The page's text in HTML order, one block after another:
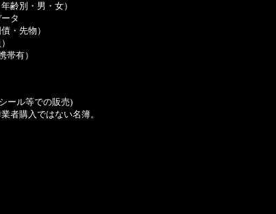
齢別・男・女）
タ
・先物）
有）
ール等での販売)
者購入ではない名簿。